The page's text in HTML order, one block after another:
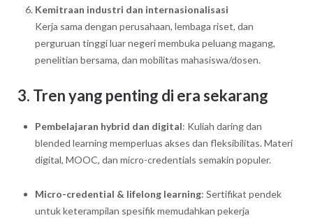
Kemitraan industri dan internasionalisasi
Kerja sama dengan perusahaan, lembaga riset, dan
perguruan tinggi luar negeri membuka peluang magang,
penelitian bersama, dan mobilitas mahasiswa/dosen.
3. Tren yang penting di era sekarang
Pembelajaran hybrid dan digital: Kuliah daring dan
blended learning memperluas akses dan fleksibilitas. Materi
digital, MOOC, dan micro-credentials semakin populer.
Micro-credential & lifelong learning: Sertifikat pendek
untuk keterampilan spesifik memudahkan pekerja